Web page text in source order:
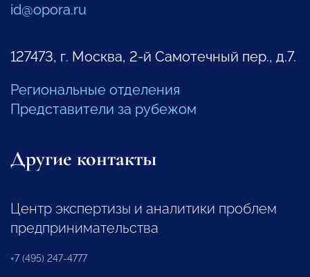
id@opora.ru
127473, г. Москва, 2-й Самотечный пер., д.7.
Региональные отделения
Представители за рубежом
Другие контакты
Центр экспертизы и аналитики проблем
предпринимательства
+7 (495) 247-4777